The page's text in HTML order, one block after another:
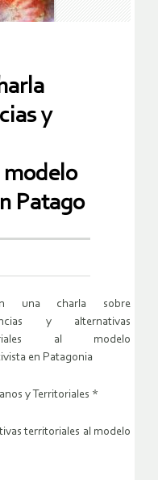
y
Patago
una charla sobre
y alternativas
al modelo
en Patagonia
y Territoriales *
territoriales al modelo